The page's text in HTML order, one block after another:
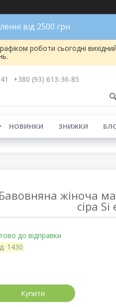
від 2500 грн
роботи сьогодні
+380 (93) 613-36-85
НОВИНКИ ЗНИЖКИ
Бавовняна жіноча
сіра
до відправки
1430
Купити